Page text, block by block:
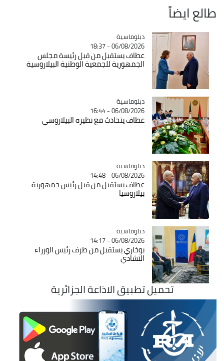
طالع ايضاً
Catégorie
دبلوماسية
06/08/2026 - 18:37
عطاف يستقبل من قبل رئيسة مجلس
الجمهورية للجمعية الوطنية البيلاروسية
Catégorie
دبلوماسية
06/08/2026 - 16:44
عطاف يتحادث مع نظيره البيلاروسي
Catégorie
دبلوماسية
06/08/2026 - 14:48
عطاف يستقبل من قبل رئيس جمهورية
بيلاروسيا
Catégorie
دبلوماسية
06/08/2026 - 14:17
بوخاري يستقبل من طرف رئيس الوزراء
التشادي
تحميل تطبيق الاذاعة الجزائرية